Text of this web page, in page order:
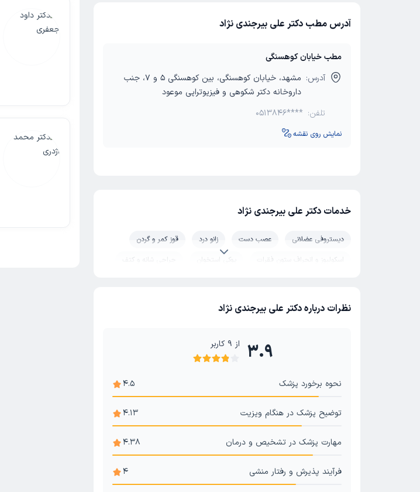
آدرس مطب دکتر علی بیرجندی نژاد
مطب خیابان کوهسنگی
آدرس:
مشهد، خیابان کوهسنگی، بین کوهسنگی 5 و 7، جنب
داروخانه دکتر شکوهی و فیزیوتراپی موعود
تلفن: 0513846****
نمایش روی نقشه
خدمات دکتر علی بیرجندی نژاد
دیستروفی عضلانی عصب دست زانو درد
قوز کمر و گردن
اسکولیوز و انحراف ستون فقرات
پوکی استخوان
جراحی شانه و کتف
نظرات درباره دکتر علی بیرجندی نژاد
3.9 از 9 کاربر
نحوه برخورد پزشک 4.5
توضیح پزشک در هنگام ویزیت 4.13
مهارت پزشک در تشخیص و درمان 4.38
فرآیند پذیرش و رفتار منشی 4